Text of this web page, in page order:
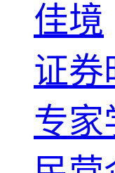
佳境
证券
专家